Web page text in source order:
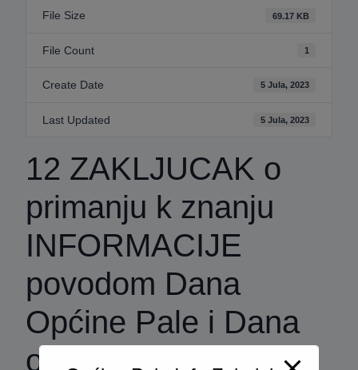
File Size 69.17 KB
File Count 1
Create Date 5 Jula, 2023
Last Updated 5 Jula, 2023
12 ZAKLJUCAK o
primanju k znanju
INFORMACIJE
povodom Dana
Općine Pale i Dana
oslobođenja